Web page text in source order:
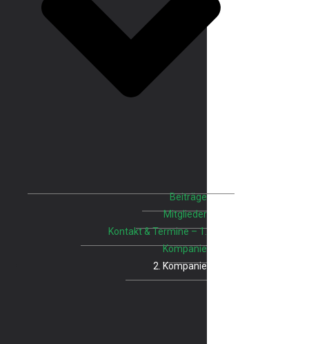
Beiträge
Mitglieder
Kontakt & Termine – 1.
Kompanie
2. Kompanie